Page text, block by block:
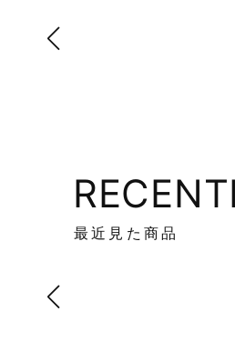
最近見た商品